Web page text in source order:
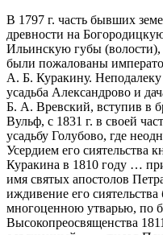
В 1797 г. часть бывших
древности на
Ильинскую губы (волости),
были пожалованы
А. Б. Куракину.
усадьба Александрово и
Б. А. Вревский, вступив в
Вульф, с 1831 г. в своей
усадьбу Голубово, где
Усердием его сиятельства
Куракина в 1810 году …
имя святых апостолов
иждивение его
многоценною утварью, по
Высокопреосвященства